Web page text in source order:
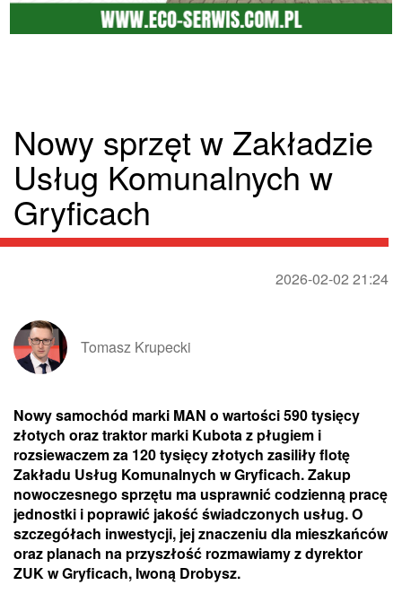
Nowy sprzęt w Zakładzie
Usług Komunalnych w
Gryficach
2026-02-02 21:24
Tomasz Krupecki
Nowy samochód marki MAN o wartości 590 tysięcy
złotych oraz traktor marki Kubota z pługiem i
rozsiewaczem za 120 tysięcy złotych zasiliły flotę
Zakładu Usług Komunalnych w Gryficach. Zakup
nowoczesnego sprzętu ma usprawnić codzienną pracę
jednostki i poprawić jakość świadczonych usług. O
szczegółach inwestycji, jej znaczeniu dla mieszkańców
oraz planach na przyszłość rozmawiamy z dyrektor
ZUK w Gryficach, Iwoną Drobysz.